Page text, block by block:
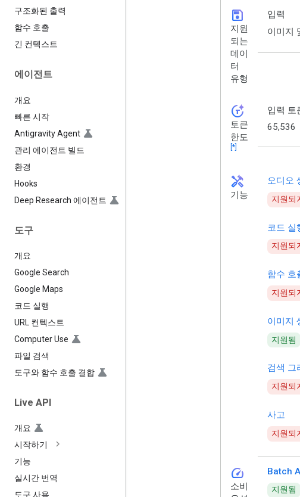
구조화된 출력
함수 호출
긴 컨텍스트
에이전트
개요
빠른 시작
Antigravity Agent
관리 에이전트 빌드
환경
Hooks
Deep Research 에이전트
도구
개요
Google Search
Google Maps
코드 실행
URL 컨텍스트
Computer Use
파일 검색
도구와 함수 호출 결합
Live API
개요
시작하기
기능
실시간 번역
도구 사용
save
지원
되는
데이
터
유형
입력
이미지
token_auto
토큰
한도
[*]
입력 토
65,536
handyman
기능
오디오
지원되
코드 실
지원되
함수 호
지원되
이미지
지원됨
검색 그
지원되
사고
지원되
speed
소비
Batch
지원됨